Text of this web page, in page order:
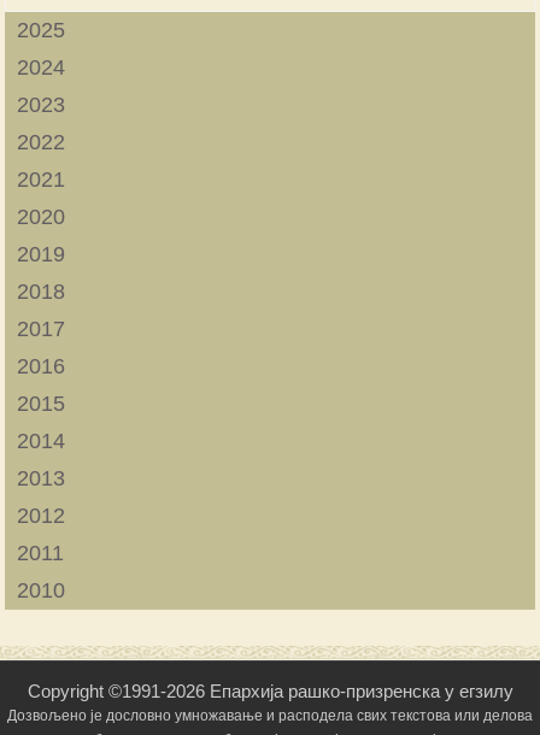
2025
2024
2023
2022
2021
2020
2019
2018
2017
2016
2015
2014
2013
2012
2011
2010
Copyright ©1991-2026 Епархија рашко-призренска у егзилу
Дозвољено је дословно умножавање и расподела свих текстова или делова